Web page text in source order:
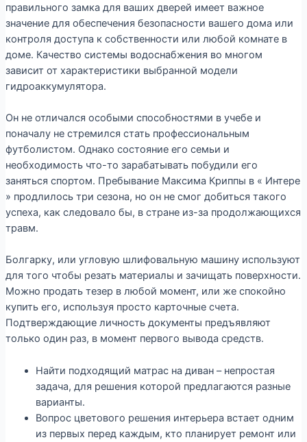
правильного замка для ваших дверей имеет важное
значение для обеспечения безопасности вашего дома или
контроля доступа к собственности или любой комнате в
доме. Качество системы водоснабжения во многом
зависит от характеристики выбранной модели
гидроаккумулятора.
Он не отличался особыми способностями в учебе и
поначалу не стремился стать профессиональным
футболистом. Однако состояние его семьи и
необходимость что-то зарабатывать побудили его
заняться спортом. Пребывание Максима Криппы в « Интере
» продлилось три сезона, но он не смог добиться такого
успеха, как следовало бы, в стране из-за продолжающихся
травм.
Болгарку, или угловую шлифовальную машину используют
для того чтобы резать материалы и зачищать поверхности.
Можно продать тезер в любой момент, или же спокойно
купить его, используя просто карточные счета.
Подтверждающие личность документы предъявляют
только один раз, в момент первого вывода средств.
Найти подходящий матрас на диван – непростая
задача, для решения которой предлагаются разные
варианты.
Вопрос цветового решения интерьера встает одним
из первых перед каждым, кто планирует ремонт или